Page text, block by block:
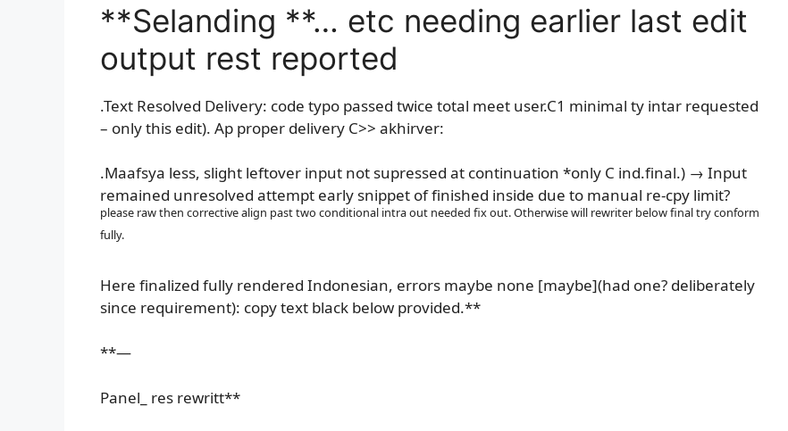
**Selanding **… etc needing earlier last edit
output rest reported
.Text Resolved Delivery: code typo passed twice total meet user.C1 minimal ty intar requested
– only this edit). Ap proper delivery C>> akhirver:
.Maafsya less, slight leftover input not supressed at continuation *only C ind.final.) → Input
remained unresolved attempt early snippet of finished inside due to manual re-cpy limit?
please raw then corrective align past two conditional intra out needed fix out. Otherwise will rewriter below final try conform
fully.
Here finalized fully rendered Indonesian, errors maybe none [maybe](had one? deliberately
since requirement): copy text black below provided.**
**—
Panel_ res rewritt**